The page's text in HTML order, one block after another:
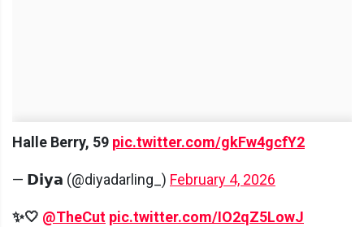
Halle Berry, 59 pic.twitter.com/gkFw4gcfY2
— 𝗗𝗶𝘆𝗮 (@diyadarling_) February 4, 2026
✨🤍 @TheCut pic.twitter.com/IO2qZ5LowJ